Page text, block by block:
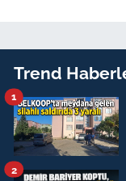
Trend
1
2